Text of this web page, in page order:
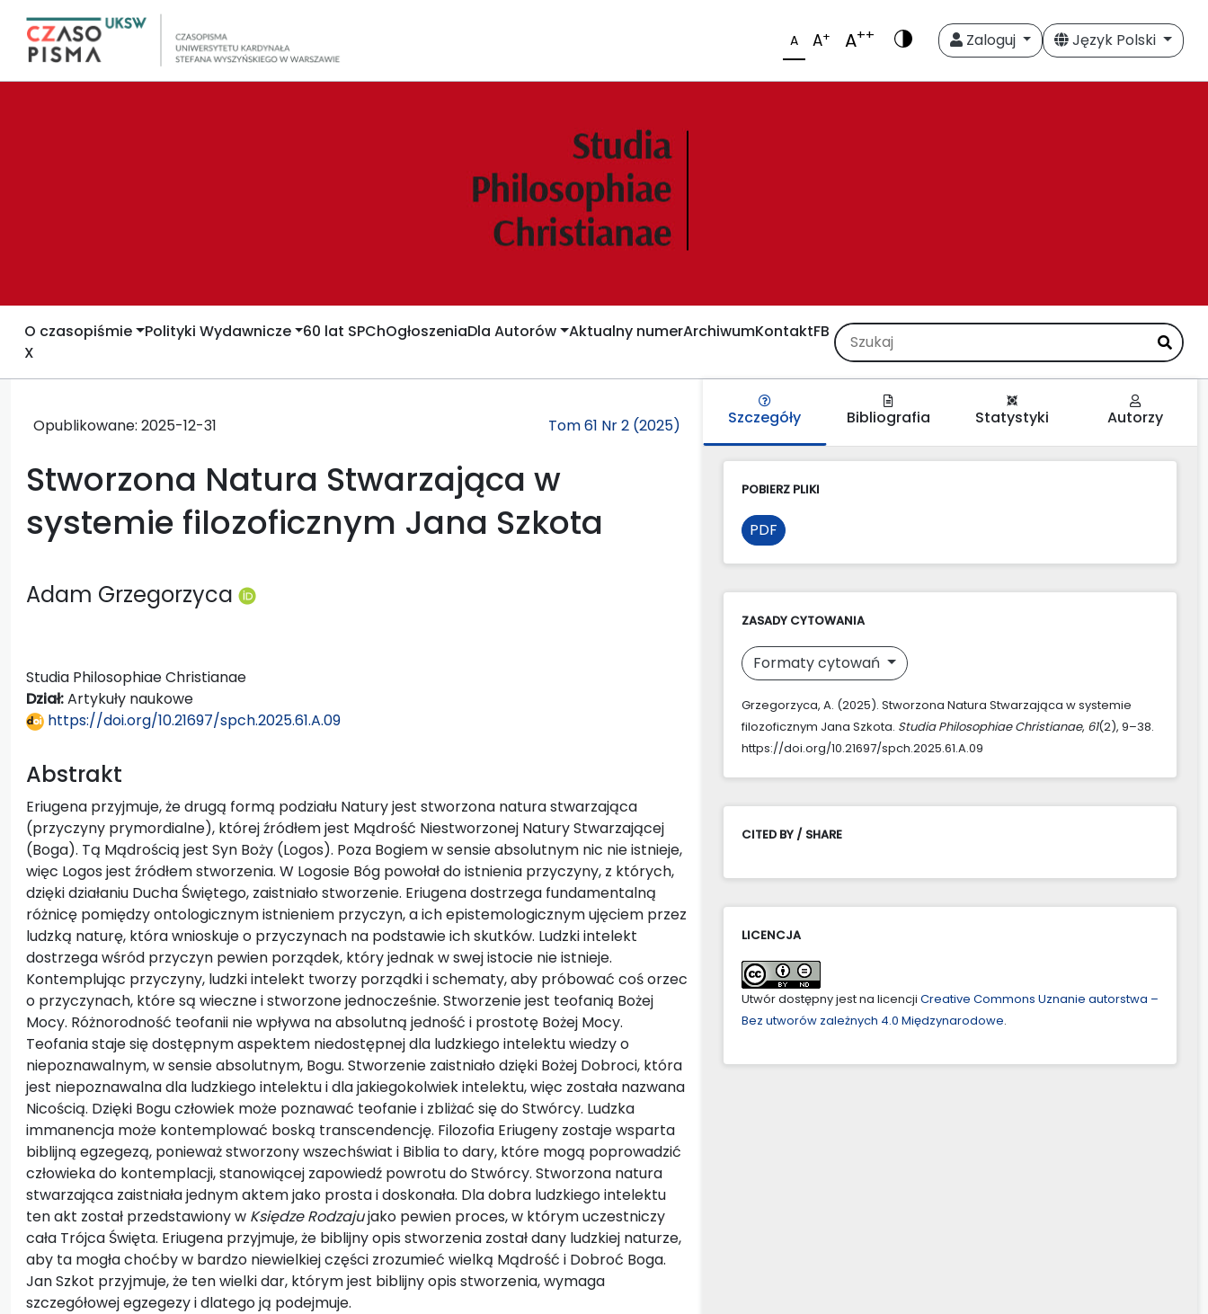
A A+ A++ Zaloguj Język Polski
O czasopiśmie Polityki Wydawnicze 60 lat SPChOgłoszeniaDla Autorów Aktualny numerArchiwumKontaktFB
X
Opublikowane: 2025-12-31 Tom 61 Nr 2 (2025)
Stworzona Natura Stwarzająca w
systemie filozoficznym Jana Szkota
Adam Grzegorzyca
Studia Philosophiae Christianae
Dział:Artykuły naukowe
https://doi.org/10.21697/spch.2025.61.A.09
Abstrakt
Eriugena przyjmuje, że drugą formą podziału Natury jest stworzona natura stwarzająca
(przyczyny prymordialne), której źródłem jest Mądrość Niestworzonej Natury Stwarzającej
(Boga). Tą Mądrością jest Syn Boży (Logos). Poza Bogiem w sensie absolutnym nic nie istnieje,
więc Logos jest źródłem stworzenia. W Logosie Bóg powołał do istnienia przyczyny, z których,
dzięki działaniu Ducha Świętego, zaistniało stworzenie. Eriugena dostrzega fundamentalną
różnicę pomiędzy ontologicznym istnieniem przyczyn, a ich epistemologicznym ujęciem przez
ludzką naturę, która wnioskuje o przyczynach na podstawie ich skutków. Ludzki intelekt
dostrzega wśród przyczyn pewien porządek, który jednak w swej istocie nie istnieje.
Kontemplując przyczyny, ludzki intelekt tworzy porządki i schematy, aby próbować coś orzec
o przyczynach, które są wieczne i stworzone jednocześnie. Stworzenie jest teofanią Bożej
Mocy. Różnorodność teofanii nie wpływa na absolutną jedność i prostotę Bożej Mocy.
Teofania staje się dostępnym aspektem niedostępnej dla ludzkiego intelektu wiedzy o
niepoznawalnym, w sensie absolutnym, Bogu. Stworzenie zaistniało dzięki Bożej Dobroci, która
jest niepoznawalna dla ludzkiego intelektu i dla jakiegokolwiek intelektu, więc została nazwana
Nicością. Dzięki Bogu człowiek może poznawać teofanie i zbliżać się do Stwórcy. Ludzka
immanencja może kontemplować boską transcendencję. Filozofia Eriugeny zostaje wsparta
biblijną egzegezą, ponieważ stworzony wszechświat i Biblia to dary, które mogą poprowadzić
człowieka do kontemplacji, stanowiącej zapowiedź powrotu do Stwórcy. Stworzona natura
stwarzająca zaistniała jednym aktem jako prosta i doskonała. Dla dobra ludzkiego intelektu
ten akt został przedstawiony w Księdze Rodzajujako pewien proces, w którym uczestniczy
cała Trójca Święta. Eriugena przyjmuje, że biblijny opis stworzenia został dany ludzkiej naturze,
aby ta mogła choćby w bardzo niewielkiej części zrozumieć wielką Mądrość i Dobroć Boga.
Jan Szkot przyjmuje, że ten wielki dar, którym jest biblijny opis stworzenia, wymaga
szczegółowej egzegezy i dlatego ją podejmuje.
Szczegóły Bibliografia Statystyki Autorzy
POBIERZ PLIKI
PDF
ZASADY CYTOWANIA
Formaty cytowań
Grzegorzyca, A. (2025). Stworzona Natura Stwarzająca w systemie
filozoficznym Jana Szkota. Studia Philosophiae Christianae, 61(2), 9–38.
https://doi.org/10.21697/spch.2025.61.A.09
CITED BY / SHARE
LICENCJA
Utwór dostępny jest na licencji Creative Commons Uznanie autorstwa –
Bez utworów zależnych 4.0 Międzynarodowe.